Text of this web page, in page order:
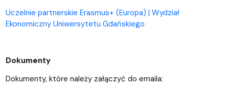
Uczelnie partnerskie Erasmus+ (Europa) | Wydział
Ekonomiczny Uniwersytetu Gdańskiego
Dokumenty
Dokumenty, które należy załączyć do emaila: